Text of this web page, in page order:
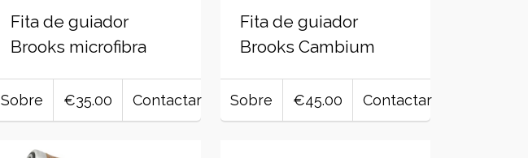
Fita de guiador
Brooks microfibra
Sobre €35.00 Contactar
Fita de guiador
Brooks Cambium
Sobre €45.00 Contactar